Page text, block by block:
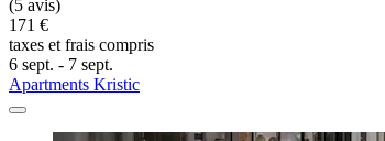
(5 avis)
171 €
taxes et frais compris
6 sept. - 7 sept.
Apartments Kristic